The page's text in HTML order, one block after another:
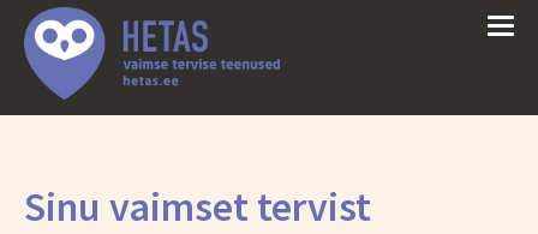
Sinu vaimset tervist